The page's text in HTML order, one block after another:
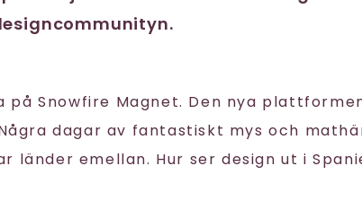
på Snowfire Magnet. Den nya
dagar av fantastiskt mys och
länder emellan. Hur ser design ut i